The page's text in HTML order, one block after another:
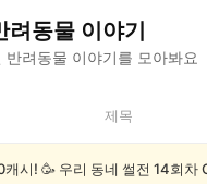
려동물 이야기
반려동물 이야기를 모아봐요
제목